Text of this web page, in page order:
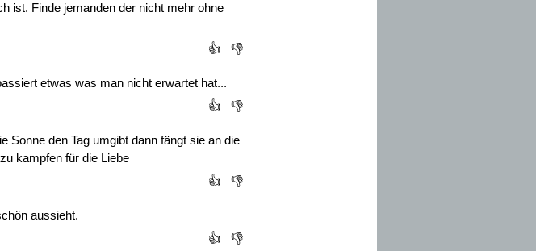
ist. Finde jemanden der nicht mehr ohne
👍
👎
etwas was man nicht erwartet hat...
👍
👎
Sonne den Tag umgibt dann fängt sie an die
kampfen für die Liebe
👍
👎
aussieht.
👍
👎